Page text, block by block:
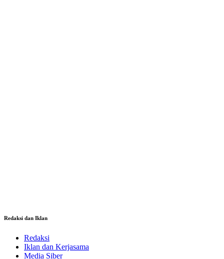
Redaksi dan Iklan
Redaksi
Iklan dan Kerjasama
Media Siber